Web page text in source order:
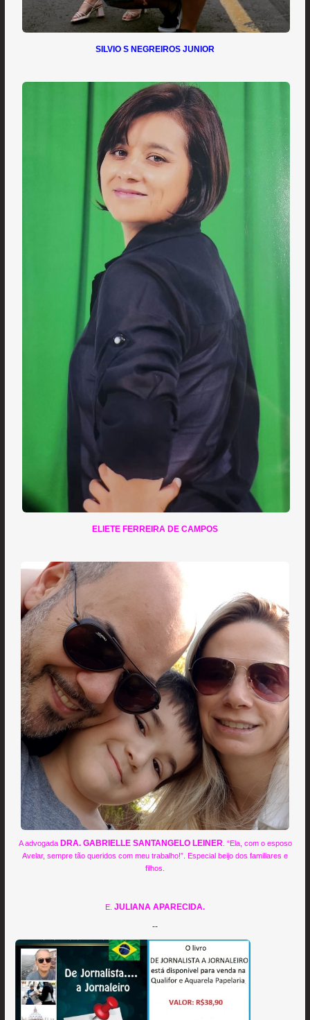
SILVIO S NEGREIROS JUNIOR
ELIETE FERREIRA DE CAMPOS
A advogada DRA. GABRIELLE SANTANGELO LEINER . “Ela, com o esposo
Avelar, sempre tão queridos com meu trabalho!”. Especial beijo dos familiares e
filhos.
E. JULIANA APARECIDA.
--